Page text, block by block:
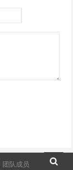
团队成员